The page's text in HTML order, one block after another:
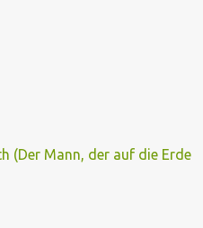
(Der Mann, der auf die Erde